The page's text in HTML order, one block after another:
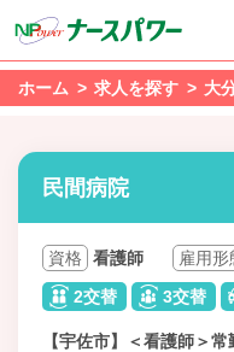
ホーム 求人を探す 大
民間病院
資格 看護師 雇用形
2交替
3交替
【宇佐市】＜看護師＞